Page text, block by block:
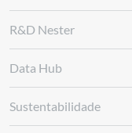
R&D Nester
Data Hub
Sustentabilidade